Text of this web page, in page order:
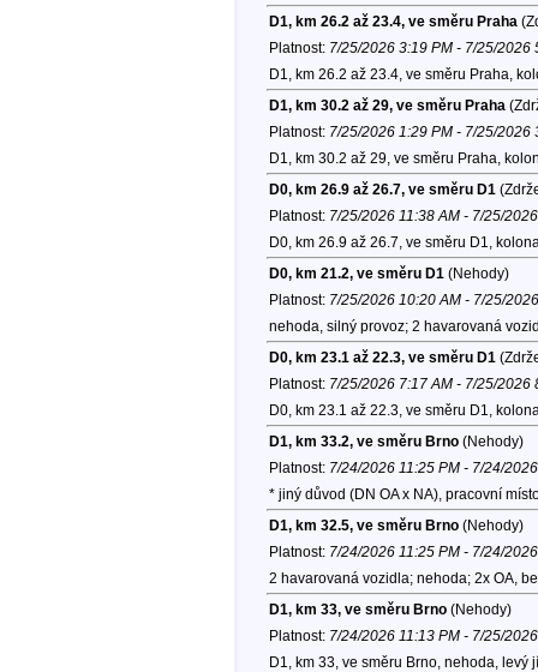
D1, km 26.2 až 23.4, ve směru Praha
Platnost: 7/25/2026 3:19 PM - 7/25/2026
D1, km 26.2 až 23.4, ve směru Praha,
D1, km 30.2 až 29, ve směru Praha
Platnost: 7/25/2026 1:29 PM - 7/25/2026
D1, km 30.2 až 29, ve směru Praha,
D0, km 26.9 až 26.7, ve směru D1
Platnost: 7/25/2026 11:38 AM - 7/25/
D0, km 26.9 až 26.7, ve směru D1,
D0, km 21.2, ve směru D1 (Nehody)
Platnost: 7/25/2026 10:20 AM - 7/25/
nehoda, silný provoz; 2 havarovaná
D0, km 23.1 až 22.3, ve směru D1
Platnost: 7/25/2026 7:17 AM - 7/25/2026
D0, km 23.1 až 22.3, ve směru D1,
D1, km 33.2, ve směru Brno(Nehody)
Platnost: 7/24/2026 11:25 PM - 7/24/
* jiný důvod (DN OA x NA), pracovní
D1, km 32.5, ve směru Brno(Nehody)
Platnost: 7/24/2026 11:25 PM - 7/24/
2 havarovaná vozidla; nehoda; 2x OA,
D1, km 33, ve směru Brno(Nehody)
Platnost: 7/24/2026 11:13 PM - 7/25/
D1, km 33, ve směru Brno, nehoda,